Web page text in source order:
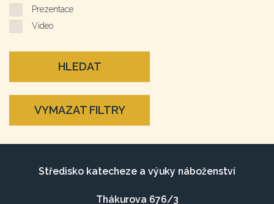
Prezentace
Video
HLEDAT
VYMAZAT FILTRY
Středisko katecheze a výuky náboženství
Thákurova 676/3